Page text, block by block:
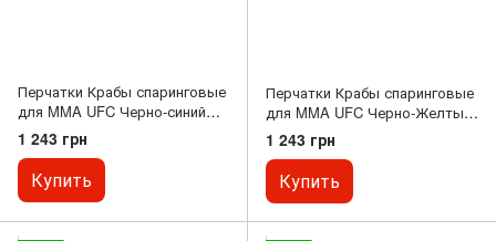
Перчатки Крабы спаринговые
для MMA UFC Черно-синий
BO-0554BL L
1 243 грн
Купить
Перчатки Крабы спаринговые
для MMA UFC Черно-Желтый
BO-0554Y L
1 243 грн
Купить